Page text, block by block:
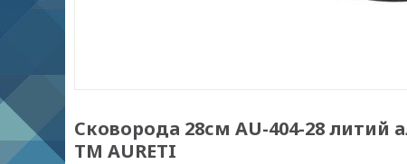
Сковорода 28см AU-404-28 литий
ТМ AURETI